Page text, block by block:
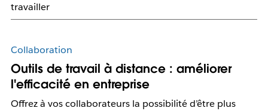
travailler
Collaboration
Outils de travail à distance : améliorer
l'efficacité en entreprise
Offrez à vos collaborateurs la possibilité d’être plus